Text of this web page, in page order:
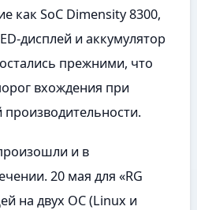
как SoC Dimensity 8300,
дисплей и аккумулятор
прежними, что
вхождения при
и в
20 мая для «RG
на двух ОС (Linux и